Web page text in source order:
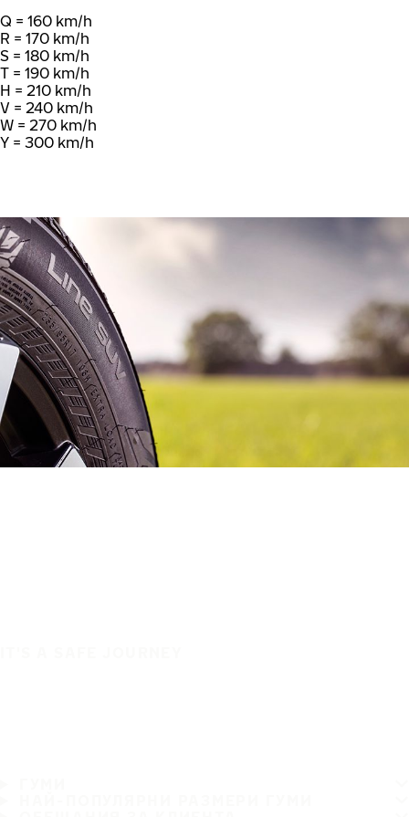
Q = 160 km/h
R = 170 km/h
S = 180 km/h
T = 190 km/h
H = 210 km/h
V = 240 km/h
W = 270 km/h
Y = 300 km/h